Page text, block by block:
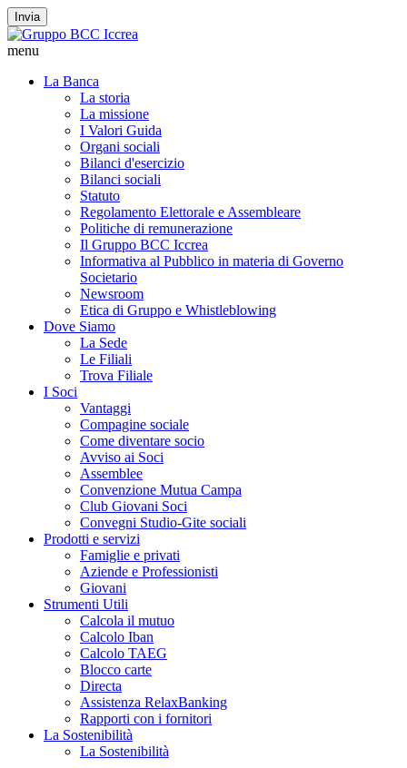
Invia
menu
La Banca
La storia
La missione
I Valori Guida
Organi sociali
Bilanci d'esercizio
Bilanci sociali
Statuto
Regolamento Elettorale e Assembleare
Politiche di remunerazione
Il Gruppo BCC Iccrea
Informativa al Pubblico in materia di Governo
Societario
Newsroom
Etica di Gruppo e Whistleblowing
Dove Siamo
La Sede
Le Filiali
Trova Filiale
I Soci
Vantaggi
Compagine sociale
Come diventare socio
Avviso ai Soci
Assemblee
Convenzione Mutua Campa
Club Giovani Soci
Convegni Studio-Gite sociali
Prodotti e servizi
Famiglie e privati
Aziende e Professionisti
Giovani
Strumenti Utili
Calcola il mutuo
Calcolo Iban
Calcolo TAEG
Blocco carte
Directa
Assistenza RelaxBanking
Rapporti con i fornitori
La Sostenibilità
La Sostenibilità